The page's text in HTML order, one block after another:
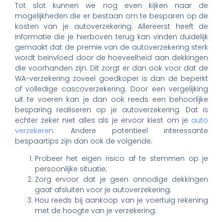
Tot slot kunnen we nog even kijken naar de
mogelijkheden die er bestaan om te besparen op de
kosten van je autoverzekering. Allereerst heeft de
informatie die je hierboven terug kan vinden duidelijk
gemaakt dat de premie van de autoverzekering sterk
wordt beïnvloed door de hoeveelheid aan dekkingen
die voorhanden zijn. Dit zorgt er dan ook voor dat de
WA-verzekering zoveel goedkoper is dan de beperkt
of volledige cascoverzekering. Door een vergelijking
uit te voeren kan je dan ook reeds een behoorlijke
besparing realiseren op je autoverzekering. Dat is
echter zeker niet alles als je ervoor kiest om je auto
verzekeren. Andere potentieel interessante
bespaartips zijn dan ook de volgende:
Probeer het eigen risico af te stemmen op je
persoonlijke situatie;
Zorg ervoor dat je geen onnodige dekkingen
gaat afsluiten voor je autoverzekering;
Hou reeds bij aankoop van je voertuig rekening
met de hoogte van je verzekering;